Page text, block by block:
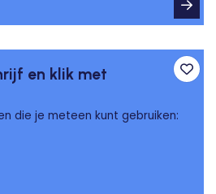
en klik met
die je meteen kunt gebruiken: